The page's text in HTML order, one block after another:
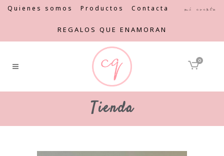
Quienes somos Productos Contacta Mi cuenta
REGALOS QUE ENAMORAN
0
Tienda